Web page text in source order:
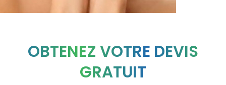
OBTENEZ VOTRE DEVIS
GRATUIT